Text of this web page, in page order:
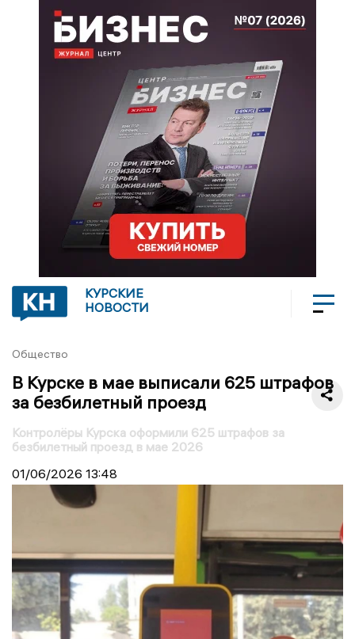
КУРСКИЕ
НОВОСТИ
Общество
В Курске в мае выписали 625 штрафов
за безбилетный проезд
Контролёры Курска оформили 625 штрафов за
безбилетный проезд в мае 2026
01/06/2026 13:48